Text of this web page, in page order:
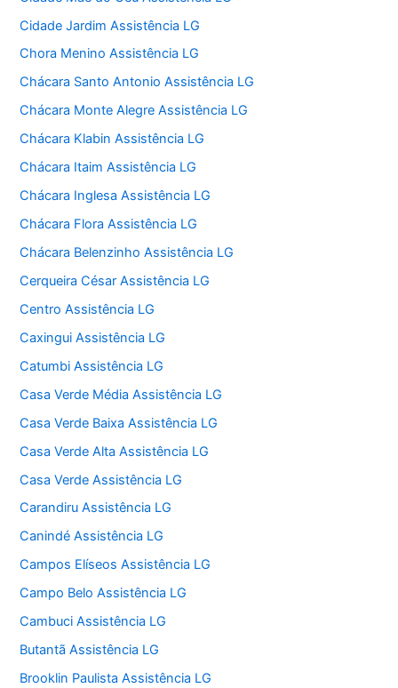
Cidade Jardim Assistência LG
Chora Menino Assistência LG
Chácara Santo Antonio Assistência LG
Chácara Monte Alegre Assistência LG
Chácara Klabin Assistência LG
Chácara Itaim Assistência LG
Chácara Inglesa Assistência LG
Chácara Flora Assistência LG
Chácara Belenzinho Assistência LG
Cerqueira César Assistência LG
Centro Assistência LG
Caxingui Assistência LG
Catumbi Assistência LG
Casa Verde Média Assistência LG
Casa Verde Baixa Assistência LG
Casa Verde Alta Assistência LG
Casa Verde Assistência LG
Carandiru Assistência LG
Canindé Assistência LG
Campos Elíseos Assistência LG
Campo Belo Assistência LG
Cambuci Assistência LG
Butantã Assistência LG
Brooklin Paulista Assistência LG